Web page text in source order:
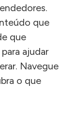
que
que
ajudar
Navegue
o que